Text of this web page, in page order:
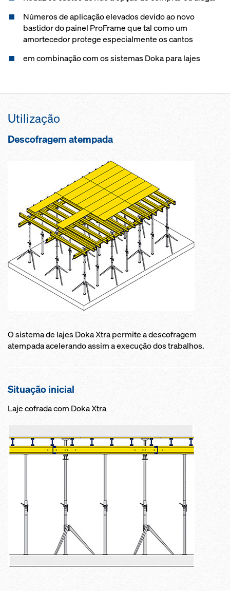
Números de aplicação elevados devido ao novo
bastidor do painel ProFrame que tal como um
amortecedor protege especialmente os cantos
em combinação com os sistemas Doka para lajes
Utilização
Descofragem atempada
O sistema de lajes Doka Xtra permite a descofragem
atempada acelerando assim a execução dos trabalhos.
Situação inicial
Laje cofrada com Doka Xtra